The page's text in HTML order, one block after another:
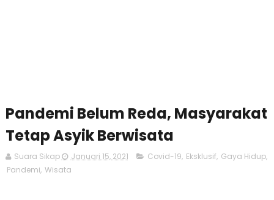
Pandemi Belum Reda, Masyarakat
Tetap Asyik Berwisata
Suara Sikap Januari 15, 2021 Covid-19, Eksklusif, Gaya Hidup,
Pandemi, Wisata